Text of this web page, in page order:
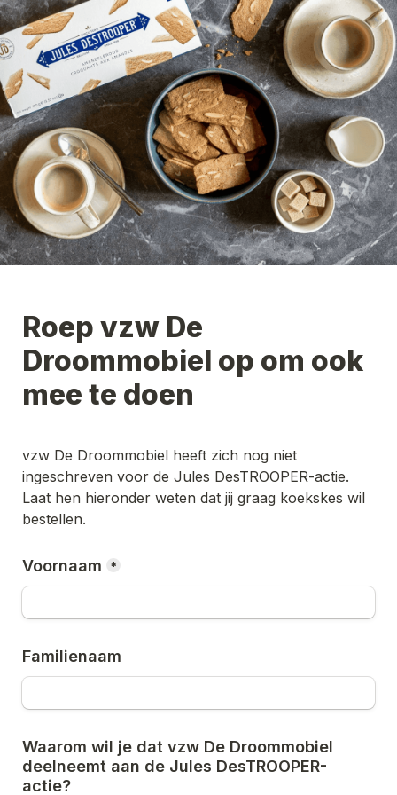
Roep vzw De
Droommobiel op om ook
mee te doen
vzw De Droommobiel heeft zich nog niet
ingeschreven voor de Jules DesTROOPER-actie.
Laat hen hieronder weten dat jij graag koekskes wil
bestellen.
Voornaam *
Familienaam
Waarom wil je dat vzw De Droommobiel
deelneemt aan de Jules DesTROOPER-
actie?